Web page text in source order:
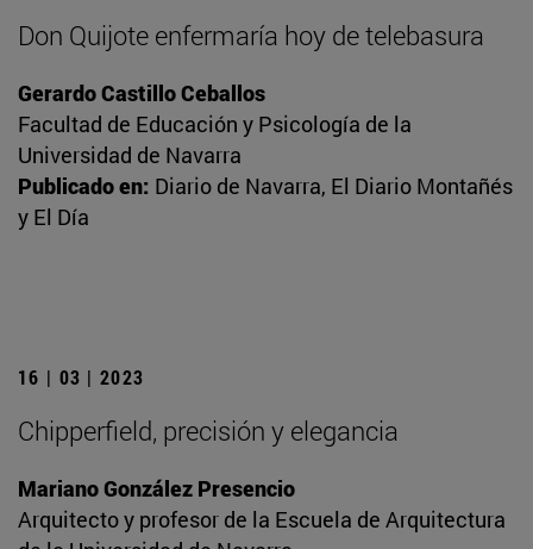
Don Quijote enfermaría hoy de telebasura
Gerardo Castillo Ceballos
Facultad de Educación y Psicología de la
Universidad de Navarra
Publicado en: Diario de Navarra, El Diario Montañés
y El Día
16 | 03 | 2023
Chipperfield, precisión y elegancia
Mariano González Presencio
Arquitecto y profesor de la Escuela de Arquitectura